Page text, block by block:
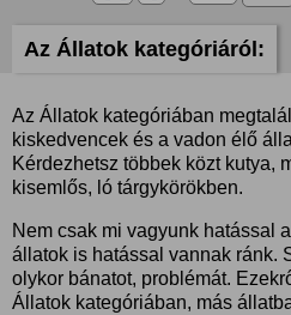
Az Állatok kategóriáról:
Az Állatok kategóriában
kiskedvencek és a vadon élő
Kérdezhetsz többek közt kutya,
kisemlős, ló tárgykörökben.
Nem csak mi vagyunk hatással
állatok is hatással vannak ránk.
olykor bánatot, problémát.
Állatok kategóriában, más